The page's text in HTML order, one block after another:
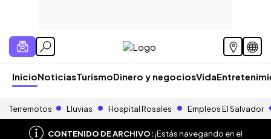
InicioNoticiasTurismoDinero y negociosVida
Terremotos Lluvias Hospital Rosales Empleos El Salvador
CONTENIDO DE ARCHIVO:¡Estás navegando en el